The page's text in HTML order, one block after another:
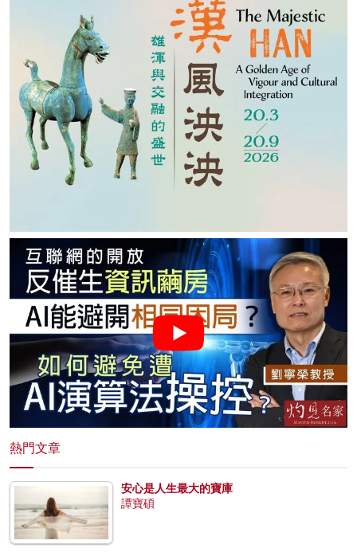
熱門文章
安心是人生最大的寶庫
譚寶碩